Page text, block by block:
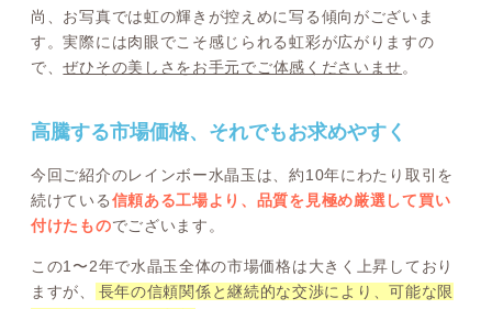
尚、お写真では虹の輝きが控えめに写る傾向がございま
す。実際には肉眼でこそ感じられる虹彩が広がりますの
で、ぜひその美しさをお手元でご体感くださいませ。
高騰する市場価格、それでもお求めやすく
今回ご紹介のレインボー水晶玉は、約10年にわたり取引を
続けている信頼ある工場より、品質を見極め厳選して買い
付けたものでございます。
この1〜2年で水晶玉全体の市場価格は大きく上昇しており
ますが、
長年の信頼関係と継続的な交渉により、可能な限